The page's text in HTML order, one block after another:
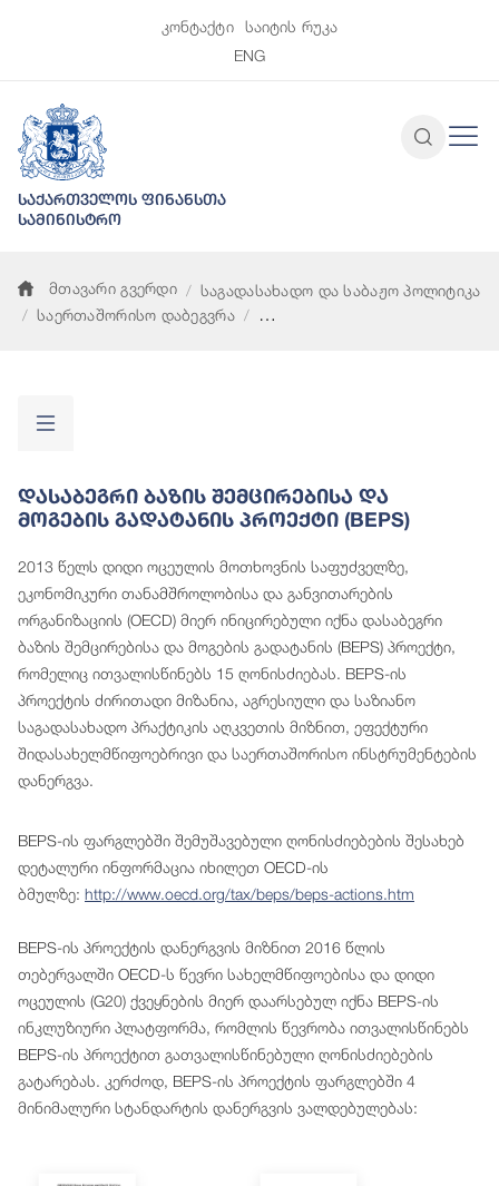
კონტაქტი
საიტის რუკა
ENG
საქართველოს ფინანსთა
სამინისტრო
მთავარი გვერდი
საგადასახადო და საბაჟო პოლიტიკა
საერთაშორისო დაბეგვრა
Დასაბეგრი Ბაზის Შემცირებისა Და
Მოგების Გადატანის Პროექტი (BEPS)
2013 წელს დიდი ოცეულის მოთხოვნის საფუძველზე,
ეკონომიკური თანამშროლობისა და განვითარების
ორგანიზაციის (OECD) მიერ ინიცირებული იქნა დასაბეგრი
ბაზის შემცირებისა და მოგების გადატანის (BEPS) პროექტი,
რომელიც ითვალისწინებს 15 ღონისძიებას. BEPS-ის
პროექტის ძირითადი მიზანია, აგრესიული და საზიანო
საგადასახადო პრაქტიკის აღკვეთის მიზნით, ეფექტური
შიდასახელმწიფოებრივი და საერთაშორისო ინსტრუმენტების
დანერგვა.
BEPS-ის ფარგლებში შემუშავებული ღონისძიებების შესახებ
დეტალური ინფორმაცია იხილეთ OECD-ის
ბმულზე: http://www.oecd.org/tax/beps/beps-actions.htm
BEPS-ის პროექტის დანერგვის მიზნით 2016 წლის
თებერვალში OECD-ს წევრი სახელმწიფოებისა და დიდი
ოცეულის (G20) ქვეყნების მიერ დაარსებულ იქნა BEPS-ის
ინკლუზიური პლატფორმა, რომლის წევრობა ითვალისწინებს
BEPS-ის პროექტით გათვალისწინებული ღონისძიებების
გატარებას. კერძოდ, BEPS-ის პროექტის ფარგლებში 4
მინიმალური სტანდარტის დანერგვის ვალდებულებას: